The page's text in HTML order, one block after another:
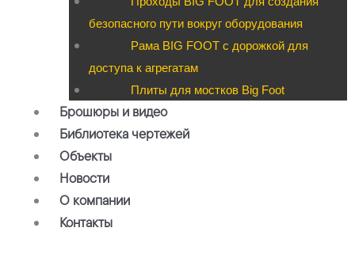
безопасного пути вокруг оборудования
Рама BIG FOOT с дорожкой для
доступа к агрегатам
Плиты для мостков Big Foot
Брошюры и видео
Библиотека чертежей
Объекты
Новости
О компании
Контакты